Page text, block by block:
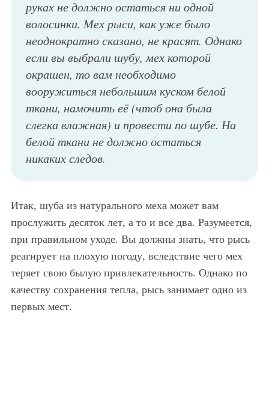
руках не должно остаться ни одной
волосинки. Мех рыси, как уже было
неоднократно сказано, не красят. Однако
если вы выбрали шубу, мех которой
окрашен, то вам необходимо
вооружиться небольшим куском белой
ткани, намочить её (чтоб она была
слегка влажная) и провести по шубе. На
белой ткани не должно остаться
никаких следов.
Итак, шуба из натурального меха может вам
прослужить десяток лет, а то и все два. Разумеется,
при правильном уходе. Вы должны знать, что рысь
реагирует на плохую погоду, вследствие чего мех
теряет свою былую привлекательность. Однако по
качеству сохранения тепла, рысь занимает одно из
первых мест.